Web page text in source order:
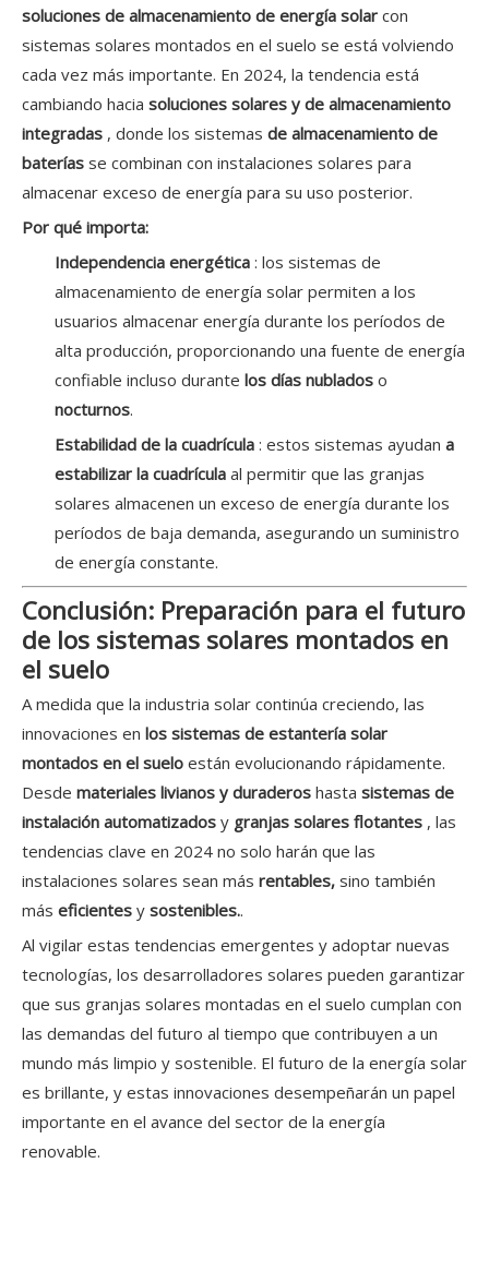
soluciones de almacenamiento de energía solar con
sistemas solares montados en el suelo se está volviendo
cada vez más importante. En 2024, la tendencia está
cambiando hacia soluciones solares y de almacenamiento
integradas , donde los sistemas de almacenamiento de
baterías se combinan con instalaciones solares para
almacenar exceso de energía para su uso posterior.
Por qué importa:
Independencia energética : los sistemas de
almacenamiento de energía solar permiten a los
usuarios almacenar energía durante los períodos de
alta producción, proporcionando una fuente de energía
confiable incluso durante los días nublados o
nocturnos.
Estabilidad de la cuadrícula : estos sistemas ayudan a
estabilizar la cuadrícula al permitir que las granjas
solares almacenen un exceso de energía durante los
períodos de baja demanda, asegurando un suministro
de energía constante.
Conclusión: Preparación para el futuro
de los sistemas solares montados en
el suelo
A medida que la industria solar continúa creciendo, las
innovaciones en los sistemas de estantería solar
montados en el suelo están evolucionando rápidamente.
Desde materiales livianos y duraderos hasta sistemas de
instalación automatizados y granjas solares flotantes , las
tendencias clave en 2024 no solo harán que las
instalaciones solares sean más rentables, sino también
más eficientes y sostenibles..
Al vigilar estas tendencias emergentes y adoptar nuevas
tecnologías, los desarrolladores solares pueden garantizar
que sus granjas solares montadas en el suelo cumplan con
las demandas del futuro al tiempo que contribuyen a un
mundo más limpio y sostenible. El futuro de la energía solar
es brillante, y estas innovaciones desempeñarán un papel
importante en el avance del sector de la energía
renovable.